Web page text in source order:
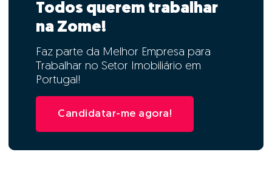
Todos querem trabalhar
na Zome!
Faz parte da Melhor Empresa para
Trabalhar no Setor Imobiliário em
Portugal!
Candidatar-me agora!